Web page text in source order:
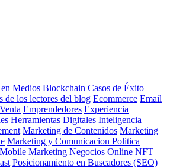
Medios Blockchain Casos de Éxito
de los lectores del blog Ecommerce Email
Emprendedores Experiencia
Herramientas Digitales Inteligencia
Marketing de Contenidos Marketing
Marketing y Comunicacion Politica
Mobile Marketing Negocios Online NFT
Posicionamiento en Buscadores (SEO)